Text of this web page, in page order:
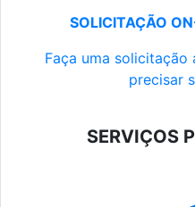
SOLICITAÇÃO
Faça uma solicitação
precisar
SERVIÇOS